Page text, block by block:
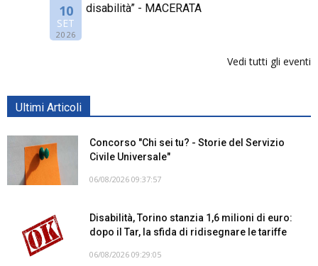
10
SET
2026
disabilità” - MACERATA
Vedi tutti gli eventi
Ultimi Articoli
Concorso "Chi sei tu? - Storie del Servizio
Civile Universale"
06/08/2026 09:37:57
Disabilità, Torino stanzia 1,6 milioni di euro:
dopo il Tar, la sfida di ridisegnare le tariffe
06/08/2026 09:29:05